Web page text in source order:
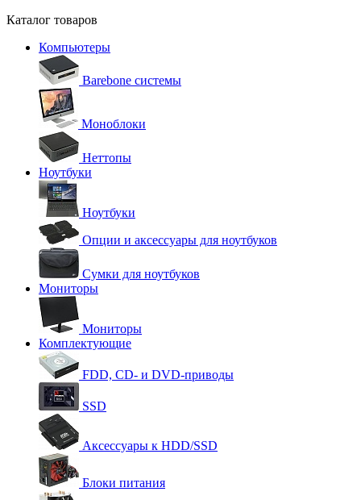
Каталог товаров
Компьютеры
Barebone системы
Моноблоки
Неттопы
Ноутбуки
Ноутбуки
Опции и аксессуары для ноутбуков
Сумки для ноутбуков
Мониторы
Мониторы
Комплектующие
FDD, CD- и DVD-приводы
SSD
Аксессуары к HDD/SSD
Блоки питания